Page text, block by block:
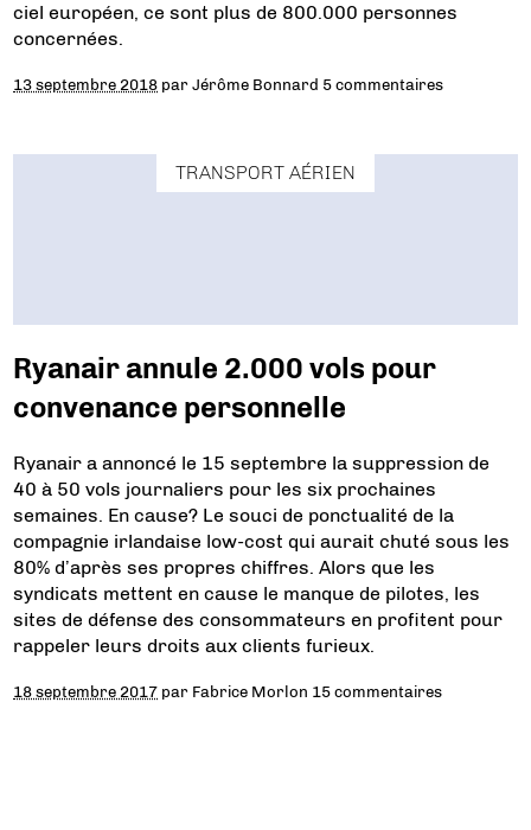
ciel européen, ce sont plus de 800.000 personnes
concernées.
13 septembre 2018 parJérôme Bonnard 5 commentaires
TRANSPORT AÉRIEN
Ryanair annule 2.000 vols pour
convenance personnelle
Ryanair a annoncé le 15 septembre la suppression de
40 à 50 vols journaliers pour les six prochaines
semaines. En cause? Le souci de ponctualité de la
compagnie irlandaise low-cost qui aurait chuté sous les
80% d’après ses propres chiffres. Alors que les
syndicats mettent en cause le manque de pilotes, les
sites de défense des consommateurs en profitent pour
rappeler leurs droits aux clients furieux.
18 septembre 2017 par Fabrice Morlon 15 commentaires